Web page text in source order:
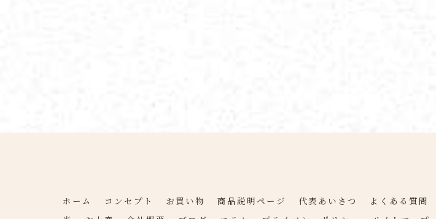
ホーム コンセプト お買い物 商品説明ページ 代表あいさつ よくある質問